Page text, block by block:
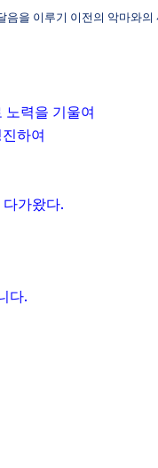
을 이루기 이전의 악마와의
노력을 기울여
하여
가왔다.
다.